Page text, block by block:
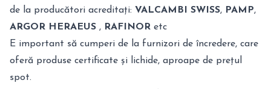
de la producători acreditați: VALCAMBI SWISS, PAMP,
ARGOR HERAEUS , RAFINOR etc
E important să cumperi de la furnizori de încredere, care
oferă produse certificate și lichide, aproape de prețul
spot.